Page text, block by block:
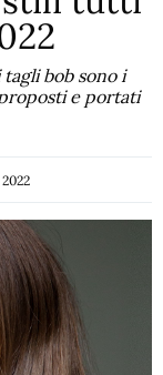
tagli bob sono i
e portati